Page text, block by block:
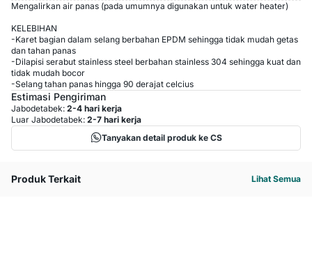
Mengalirkan air panas (pada umumnya digunakan untuk water heater)
KELEBIHAN
-Karet bagian dalam selang berbahan EPDM sehingga tidak mudah getas
dan tahan panas
-Dilapisi serabut stainless steel berbahan stainless 304 sehingga kuat dan
tidak mudah bocor
-Selang tahan panas hingga 90 derajat celcius
Estimasi Pengiriman
Jabodetabek: 2-4 hari kerja
Luar Jabodetabek: 2-7 hari kerja
Tanyakan detail produk ke CS
Produk Terkait Lihat Semua